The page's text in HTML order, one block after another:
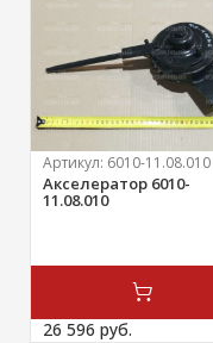
Артикул: 6010-11.08.010
Акселератор 6010-
11.08.010
26 596 руб.